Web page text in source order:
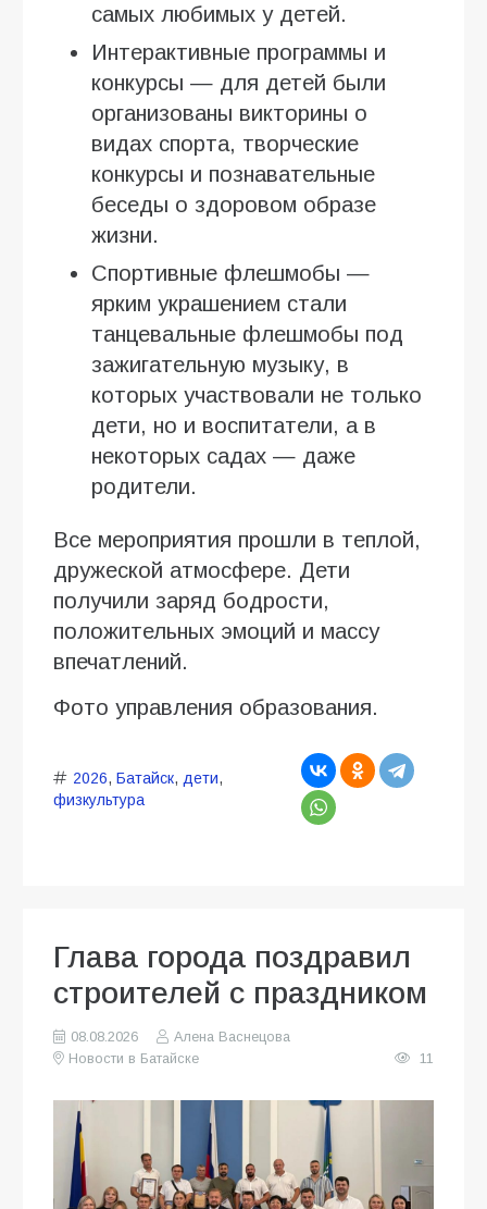
самых любимых у детей.
Интерактивные программы и
конкурсы — для детей были
организованы викторины о
видах спорта, творческие
конкурсы и познавательные
беседы о здоровом образе
жизни.
Спортивные флешмобы —
ярким украшением стали
танцевальные флешмобы под
зажигательную музыку, в
которых участвовали не только
дети, но и воспитатели, а в
некоторых садах — даже
родители.
Все мероприятия прошли в теплой,
дружеской атмосфере. Дети
получили заряд бодрости,
положительных эмоций и массу
впечатлений.
Фото управления образования.
2026, Батайск, дети,
физкультура
Глава города поздравил
строителей с праздником
08.08.2026
Алена Васнецова
Новости в Батайске
11